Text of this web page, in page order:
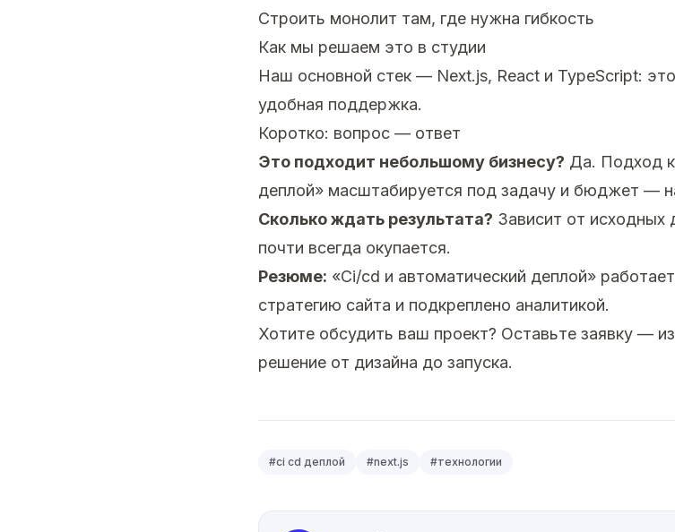
Строить монолит там, где нужна гибкость
Как мы решаем это в студии
Наш основной стек — Next.js, React и TypeScript:
удобная поддержка.
Коротко: вопрос — ответ
Это подходит небольшому бизнесу? Да. Подход
деплой» масштабируется под задачу и бюджет —
Сколько ждать результата? Зависит от исходных
почти всегда окупается.
Резюме: «Ci/cd и автоматический деплой»
стратегию сайта и подкреплено аналитикой.
Хотите обсудить ваш проект? Оставьте заявку —
решение от дизайна до запуска.
#ci cd деплой #next.js #технологии